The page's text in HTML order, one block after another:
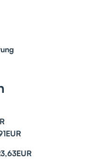
EUR
EUR